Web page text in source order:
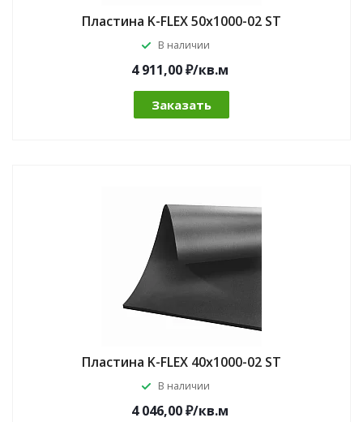
Пластина K-FLEX 50x1000-02 ST
В наличии
4 911,00 ₽/кв.м
Заказать
Пластина K-FLEX 40x1000-02 ST
В наличии
4 046,00 ₽/кв.м